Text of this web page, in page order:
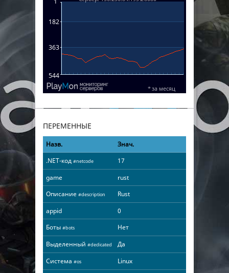
ПЕРЕМЕННЫЕ
Назв.
Знач.
.NET-код #netcode
17
game
rust
Описание #description
Rust
appid
0
Боты #bots
Нет
Выделенный #dedicated
Да
Система #os
Linux